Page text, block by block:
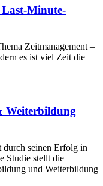
Minute-
Zeitmanagement –
es ist viel Zeit die
Weiterbildung
durch seinen Erfolg in
Studie stellt die
und Weiterbildung